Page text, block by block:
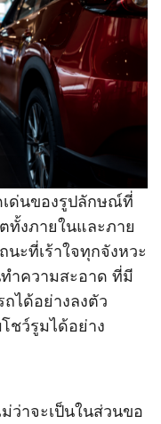
ด่นของรูปลักษณ์ที่
ทั้งภายในและภาย
ะที่เร้าใจทุกจังหวะ
ำความสะอาด ที่มี
ได้อย่างลงตัว
ชว์รูมได้อย่าง
ว่าจะเป็นในส่วนขอ